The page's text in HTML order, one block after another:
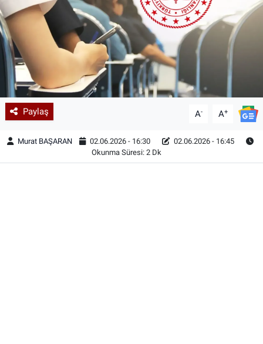
Paylaş A- A+
Murat BAŞARAN 02.06.2026 - 16:30
02.06.2026 - 16:45
Okunma Süresi: 2 Dk